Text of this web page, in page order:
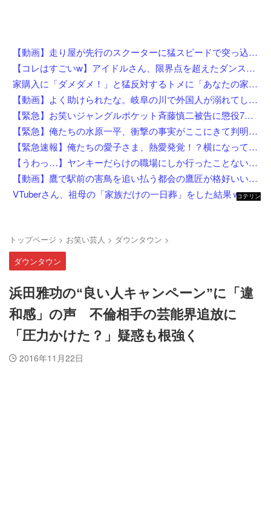
【動画】走り屋が先行のスクーターに猛スピードで突っ込む事故。
【コレはすごいw】アイドルさん、限界点を超えたダンスを披露した結果w w w w w w w w
家購入に「ダメダメ！」と猛反対するトメに「あなたの家じゃありません」と言い放った結果→激怒したトメが自ら〇〇を口にして最高の展開へｗｗｗｗｗｗ
【動画】よく助けられたな。岐阜の川で外国人が溺れてしまう事故。
【緊急】お笑いジャングルポケット斉藤慎二被告に懲役7年の求刑←これ…
【緊急】俺たちの水原一平、衝撃の事実がここにきて判明！！一発逆転へ！！←これw w w w w w w w w
【緊急速報】俺たちの愛子さま、熱愛発覚！？横になってしまう奴らが大量発生してしまう…
【うわっ…】ヤンキーだらけの職場にしか行ったことない奴にしか分からないことを集めてみたら闇が深過ぎた件w w w w w w w w w w
【動画】鷹で駅前の害鳥を追い払う都会の鷹匠が格好いいｗｗｗｗ
VTuberさん、祖母の「家族だけの一日葬」をした結果ｗｗｗｗｗｗｗ
コテリン
トップページ > お笑い芸人 > ダウンタウン >
ダウンタウン
浜田雅功の“良い人キャンペーン”に「違
和感」の声 不倫相手の芸能界追放に
「圧力かけた？」疑惑も根強く
2016年11月22日